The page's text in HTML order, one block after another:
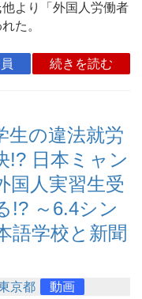
より「外国人労働者
た。
続きを読む
生の違法就労
!? 日本ミャン
国人実習生受
!? ～6.4シン
語学校と新聞
京都 動画